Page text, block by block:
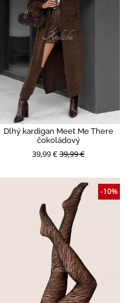
Dlhý kardigan Meet Me There
čokoládový
39,99 €39,99 €
-10%